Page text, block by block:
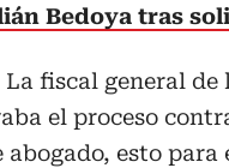
Bedoya tras
La fiscal general
el proceso
esto